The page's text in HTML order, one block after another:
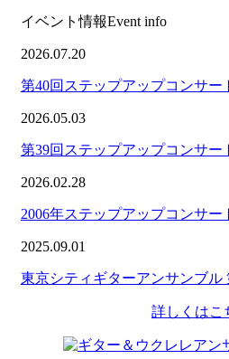
イベント情報Event info
2026.07.20
第40回ステップアップコンサー
2026.05.03
第39回ステップアップコンサー
2026.02.28
2006年ステップアップコンサー
2025.09.01
東京シティギターアンサンブル
詳しくはこ